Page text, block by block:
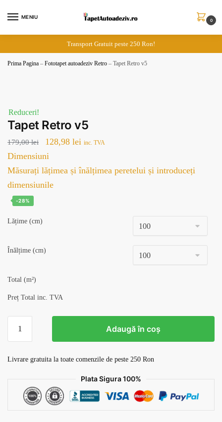
MENIU
0
Transport Gratuit peste 250 Ron!
Prima Pagina – Fototapet autoadeziv Retro – Tapet Retro v5
Reduceri!
Tapet Retro v5
179,00lei
Prețul
inițial
a
fost:
128,98 lei Prețul
este:
inc. TVA
Dimensiuni
Măsurați lățimea și înălțimea peretelui și introduceți
dimensiunile
-28%
Lățime (cm)
Înălțime (cm)
Total (m²)
Preț Total inc. TVA
Tapet
v5
Adaugă în coș
Livrare gratuita la toate comenzile de peste 250 Ron
Plata Sigura 100%